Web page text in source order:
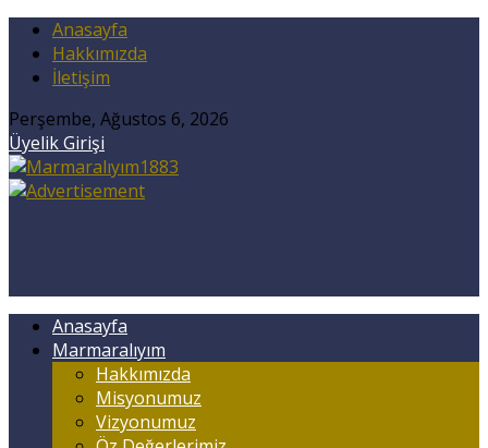
Anasayfa
Hakkımızda
İletişim
Perşembe, Ağustos 6, 2026
Üyelik Girişi
Anasayfa
Marmaralıyım
Hakkımızda
Misyonumuz
Vizyonumuz